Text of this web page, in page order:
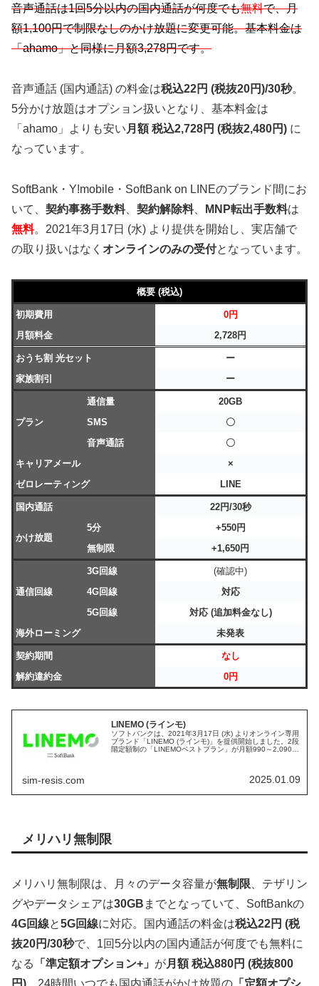
音声通話は1回5分以内の国内通話が何度でも無料で、月
額1,100円で制限なしのかけ放題に変更可能。基本料金は
「ahamo」と同様に月額3,278円です。
音声通話 (国内通話) の料金は税込22円 (税抜20円)/30秒。
5分かけ放題はオプション扱いとなり、基本料金は
「ahamo」よりも安い 月額 税込2,728円 (税抜2,480円) に
なっています。
SoftBank・Y!mobile・SoftBank on LINEのブランド間にお
いて、 契約事務手数料、 契約解除料、 MNP転出手数料は
無料。2021年3月17日 (水) より提供を開始し、実店舗で
の取り扱いはなく オンラインのみの受付となっています。
概要 (税込)
初期費用
0円
月額料金
2,728円
おうち割 光セット
ー
家族割引
ー
プラン
通信量
20GB
SMS
〇
音声通話
〇
キャリアメール
×
ゼロレーティング
LINE
国内通話 22円/30秒
かけ放題
5分
+550円
無制限
+1,650円
通信回線
3G回線
(確認中)
4G回線
対応
5G回線
対応 (追加料金なし)
海外ローミング
未発表
契約期間
なし
解約違約金
0円
LINEMO (ラインモ)
ソフトバンクは、2021年3月17日 (水) よりオンライン専用
ブランド「LINEMO (ラインモ)」を提供開始しました。2段
階定額制の「LINEMOベストプラン」が月額990～2,090円
sim-resis.com 2025.01.09
メリハリ無制限
メリハリ無制限は、月々のデータ容量が無制限 、テザリン
グやデータシェアは30GB までとなっていて、SoftBankの
4G回線と5G回線に対応。国内通話の料金は税込22円 (税
抜20円/30秒で、1回5分以内の国内通話が何度でも無料に
なる
「準定額オプション+」 が月額 税込880円 (税抜800
円) 、24時間いつでも国内通話がかけ放題の 「定額オプシ